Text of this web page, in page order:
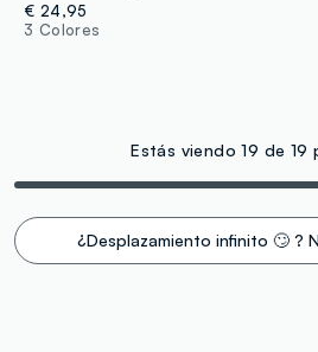
€ 24,95
3 Colores
Estás viendo 19 de 19
¿Desplazamiento infinito 🙄 ?